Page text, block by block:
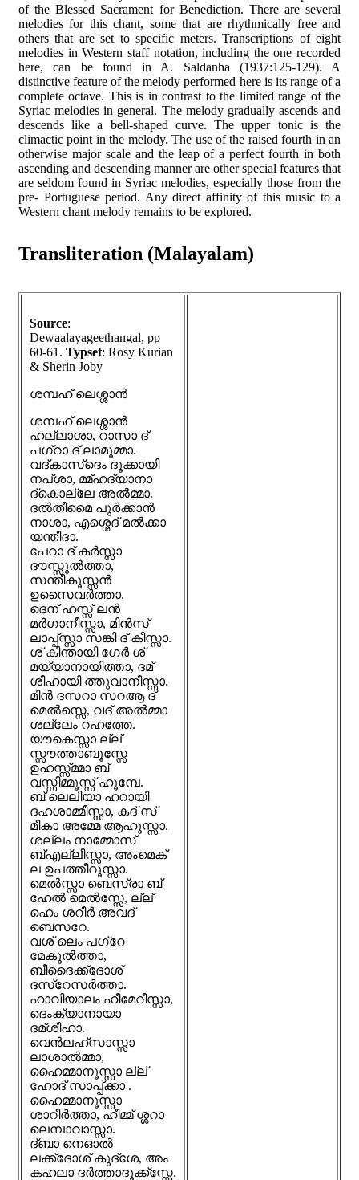
of the Blessed Sacrament for Benediction. There are several
melodies for this chant, some that are rhythmically free and
others that are set to specific meters. Transcriptions of eight
melodies in Western staff notation, including the one recorded
here, can be found in A. Saldanha (1937:125-129). A
distinctive feature of the melody performed here is its range of a
complete octave. This is in contrast to the limited range of the
Syriac melodies in general. The melody gradually ascends and
descends like a bell-shaped curve. The upper tonic is the
climactic point in the melody. The use of the raised fourth in an
otherwise major scale and the leap of a perfect fourth in both
ascending and descending manner are other special features that
are seldom found in Syriac melodies, especially those from the
pre- Portuguese period. Any direct affinity of this music to a
Western chant melody remains to be explored.
Transliteration (Malayalam)
Source:
Dewaalayageethangal, pp
60-61. Typset: Rosy Kurian
& Sherin Joby
ശമ്പഹ് ലെശ്ശാൻ
ശമ്പഹ് ലെശ്ശാൻ
ഹല്ലാശാ, റാസാ ദ്
പഗ്റാ ദ് ലാമൂമ്മാ.
വദ്കാസ്ദെം ദൂക്കായി
നപ്‌ശാ, മ്മ്ഹദ്യാനാ
ദ്കൊല്ലേ അൽമ്മാ.
ദൽതീമൈ പുർക്കാൻ
നാശാ, എശ്ശെദ് മൽക്കാ
യന്തീദാ.
പേറാ ദ് കർസ്സാ
ദൗസ്സുൽത്താ,
സന്തീകൂസ്സൻ
ഉസൈവർത്താ.
ദെന് ഹസ്സ് ലൻ
മർഗാനീസ്സാ, മിൻസ്
ലാപ്പ്സ്സാ സങ്കി ദ് കീസ്സാ.
ശ് കിന്തായി ഗേർ ശ്
മയ്യാനായിത്താ, ദമ്
ശീഹായി ത്തുവാനീസ്സാ.
മിൻ ദസറാ സറആ ദ്
മെൽസ്സെ, വദ് അൽമ്മാ
ശല്ലേം റഹത്തേ.
യൗകെസ്സാ ല്ല്
സ്സൗത്താബൂസ്സേ
ഉഹസ്സ്മ്മാ ബ്
വസ്സീമ്മൂസ്സ് ഹൂമ്പേ.
ബ് ലെലിയാ ഹറായി
ദഹശാമ്മീസ്സാ, കദ് സ്
മീകാ അമ്മേ ആഹൂസ്സാ.
ശല്ലം നാമ്മോസ്
ബ്എല്ലീസ്സാ, അംമെക്
ല ഉപത്തീറൂസ്സാ.
മെൽസ്സാ ബെസ്രാ ബ്
ഹേൽ മെൽസ്സേ, ല്ല്
ഹെം ശറീർ അവദ്
ബെസറേ.
വശ് ലെം പഗ്റേ
മേകുൽത്താ,
ബീദൈക്ക്ദോശ്
ദസ്റേസർത്താ.
ഹാവിയാലം ഹീമേറീസ്സാ,
ദെംക്യാനായാ
ദമ്ശീഹാ.
വെൻലഹ്സാസ്സാ
ലാശാൽമ്മാ,
ഹൈമ്മാനൂസ്സാ ല്ല്
ഹോദ് സാപ്പ്ക്കാ .
ഹൈമ്മാനൂസ്സാ
ശാറീർത്താ, ഹീമ്മ് ശ്ശറാ
ലെമ്പാവാസ്സാ.
ദ്ബാ നെഓൽ
ലക്ക്ദോശ് കുദ്ശേ, അം
കഹലാ ദർത്താദൂക്ക്സ്സേ.